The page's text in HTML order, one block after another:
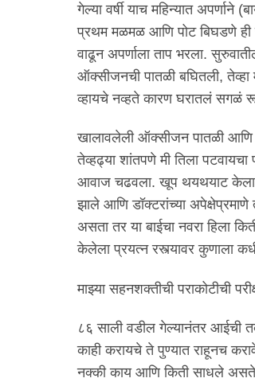
गेल्या वर्षी याच महिन्यात
प्रथम मळमळ आणि पोट बिघडणे ही
वाढून अपर्णाला ताप भरला.
ऑक्सीजनची पातळी बघितली,
व्हायचे नव्हते कारण घरातलं सगळं
खालावलेली ऑक्सीजन पातळी
तेव्हढ्या शांतपणे मी तिला
आवाज चढवला. खूप थयथयाट केला
झाले आणि डॉक्टरांच्या
असता तर या बाईचा नवरा हिला
केलेला प्रयत्न रस्त्यावर कुणाला
माझ्या सहनशक्तीची पराकोटीची
८६ साली वडील गेल्यानंतर आईची
काही करायचे ते पुण्यात राहूनच
नक्की काय आणि किती साधले